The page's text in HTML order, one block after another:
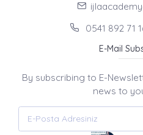
0541 892 71
E-Mail
By subscribing to E-
news to